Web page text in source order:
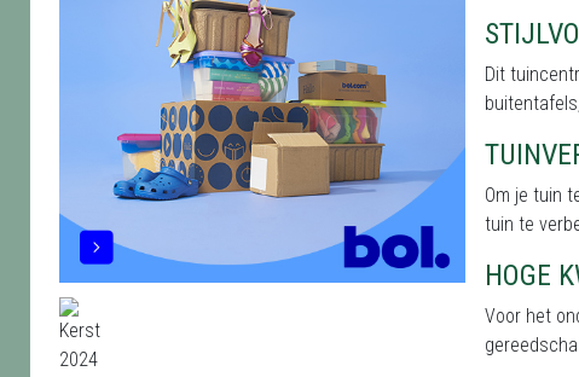
Dit
Om je tuin
tuin te
HOGE
Voor het